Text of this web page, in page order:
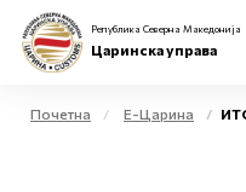
Република Северна Македонија
Царинска управа
Почетна Е-Царина